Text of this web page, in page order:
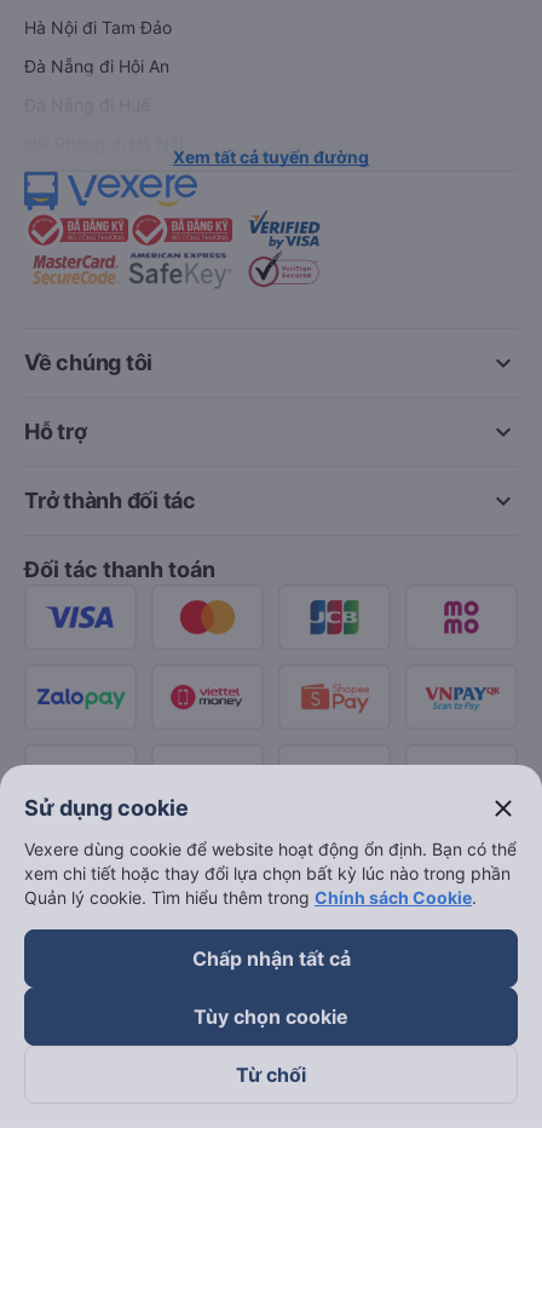
Hà Nội đi Tam Đảo
Đà Nẵng đi Hội An
Xem tất cả tuyến đường
keyboard_arrow_down
Về chúng tôi
keyboard_arrow_down
Hỗ trợ
keyboard_arrow_down
Trở thành đối tác
Đối tác thanh toán
Theo dõi chúng tôi trên
Sử dụng cookie close
Vexere dùng cookie để website hoạt động ổn định. Bạn có thể
xem chi tiết hoặc thay đổi lựa chọn bất kỳ lúc nào trong phần
Quản lý cookie. Tìm hiểu thêm trong Chính sách Cookie.
Chấp nhận tất cả
Tùy chọn cookie
Từ chối